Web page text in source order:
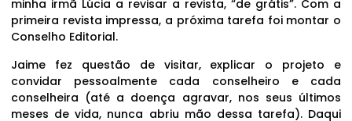
minha irmã Lúcia a revisar a revista, “de grátis”. Com a
primeira revista impressa, a próxima tarefa foi montar o
Conselho Editorial.
Jaime fez questão de visitar, explicar o projeto e
convidar pessoalmente cada conselheiro e cada
conselheira (até a doença agravar, nos seus últimos
meses de vida, nunca abriu mão dessa tarefa). Daqui